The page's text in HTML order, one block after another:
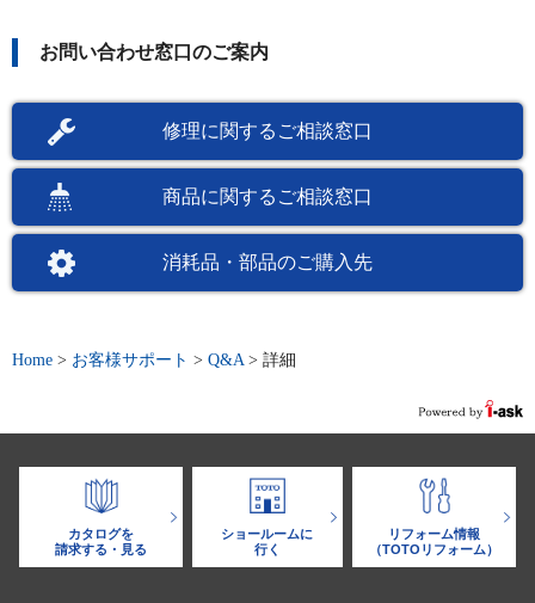
お問い合わせ窓口のご案内
修理に関するご相談窓口
商品に関するご相談窓口
消耗品・部品のご購入先
Home > お客様サポート > Q&A > 詳細
カタログを
請求する・見る
ショールームに
行く
リフォーム情報
（TOTOリフォーム）